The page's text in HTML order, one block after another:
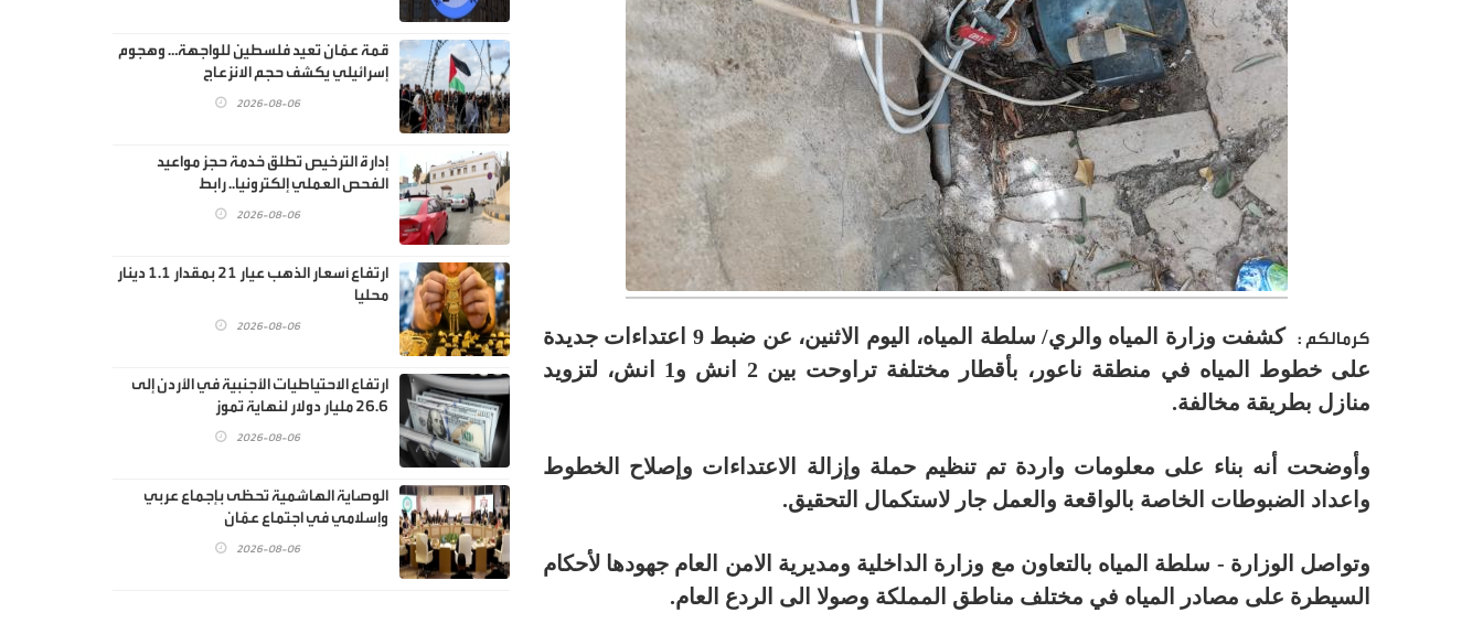
كرمالكم :
كشفت وزارة المياه والري/ سلطة المياه، اليوم الاثنين، عن ضبط 9 اعتداءات جديدة
على خطوط المياه في منطقة ناعور، بأقطار مختلفة تراوحت بين 2 انش و1 انش، لتزويد
منازل بطريقة مخالفة.
وأوضحت أنه بناء على معلومات واردة تم تنظيم حملة وإزالة الاعتداءات وإصلاح الخطوط
واعداد الضبوطات الخاصة بالواقعة والعمل جار لاستكمال التحقيق.
وتواصل الوزارة - سلطة المياه بالتعاون مع وزارة الداخلية ومديرية الامن العام جهودها لأحكام
السيطرة على مصادر المياه في مختلف مناطق المملكة وصولا الى الردع العام.
قمة عمّان تعيد فلسطين للواجهة… وهجوم
إسرائيلي يكشف حجم الانزعاج
2026-08-06
إدارة الترخيص تطلق خدمة حجز مواعيد
الفحص العملي إلكترونيا.. رابط
2026-08-06
ارتفاع أسعار الذهب عيار 21 بمقدار 1.1 دينار
محليا
2026-08-06
ارتفاع الاحتياطيات الأجنبية في الأردن إلى
26.6 مليار دولار لنهاية تموز
2026-08-06
الوصاية الهاشمية تحظى بإجماع عربي
وإسلامي في اجتماع عمّان
2026-08-06